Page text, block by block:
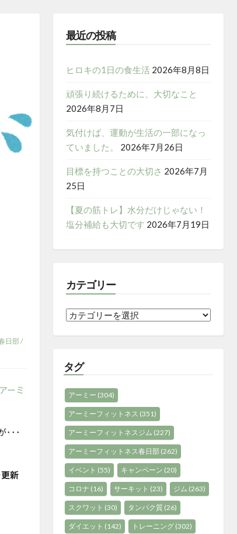
日部/
アーミ
･･･
新
最近の投稿
ヒロキの1日の食生活 2026年8月8日
頑張り続けるために、大切なこと
2026年8月7日
気付けば、運動が生活の一部になっ
ていました。
2026年7月26日
目標を持つことの大切さ 2026年7月
25日
【夏の筋トレ】水分だけじゃない！
塩分補給も大切です 2026年7月19日
カテゴリー
カ
ー
タグ
アーミー (304)
アーミーフィットネス (351)
アーミーフィットネスジム (227)
アーミーフィットネス春日部(262)
イベント (55) キャンペーン (20)
コロナ (16) サーキット (23) ジム (263)
スクワット (30) タンパク質(26)
ダイエット (142) トレーニング(302)